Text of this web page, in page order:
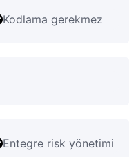
Kodlama gerekmez
Entegre risk yönetimi